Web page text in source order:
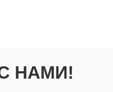
НАМИ!